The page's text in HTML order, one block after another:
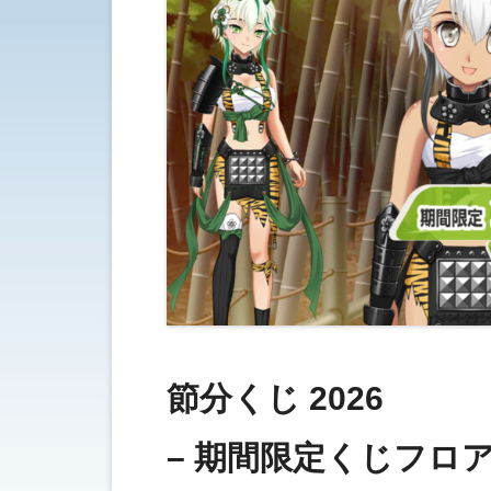
節分くじ 2026
– 期間限定くじフロ